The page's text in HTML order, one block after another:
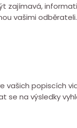
zajímavá,
vašimi odběrateli.
vašich popiscích
se na výsledky